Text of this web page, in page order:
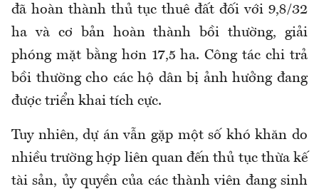
đã hoàn thành thủ tục thuê đất đối với 9,8/32
ha và cơ bản hoàn thành bồi thường, giải
phóng mặt bằng hơn 17,5 ha. Công tác chi trả
bồi thường cho các hộ dân bị ảnh hưởng đang
được triển khai tích cực.
Tuy nhiên, dự án vẫn gặp một số khó khăn do
nhiều trường hợp liên quan đến thủ tục thừa kế
tài sản, ủy quyền của các thành viên đang sinh